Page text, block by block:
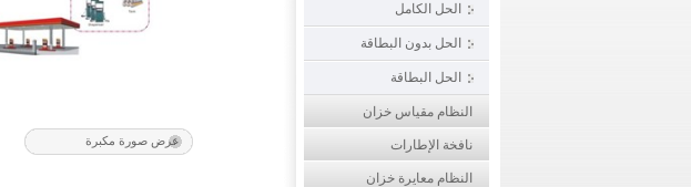
الحل الكامل
الحل بدون البطاقة
الحل البطاقة
النظام مقياس خزان
نافخة الإطارات
النظام معايرة خزان
عرض صورة مكبرة